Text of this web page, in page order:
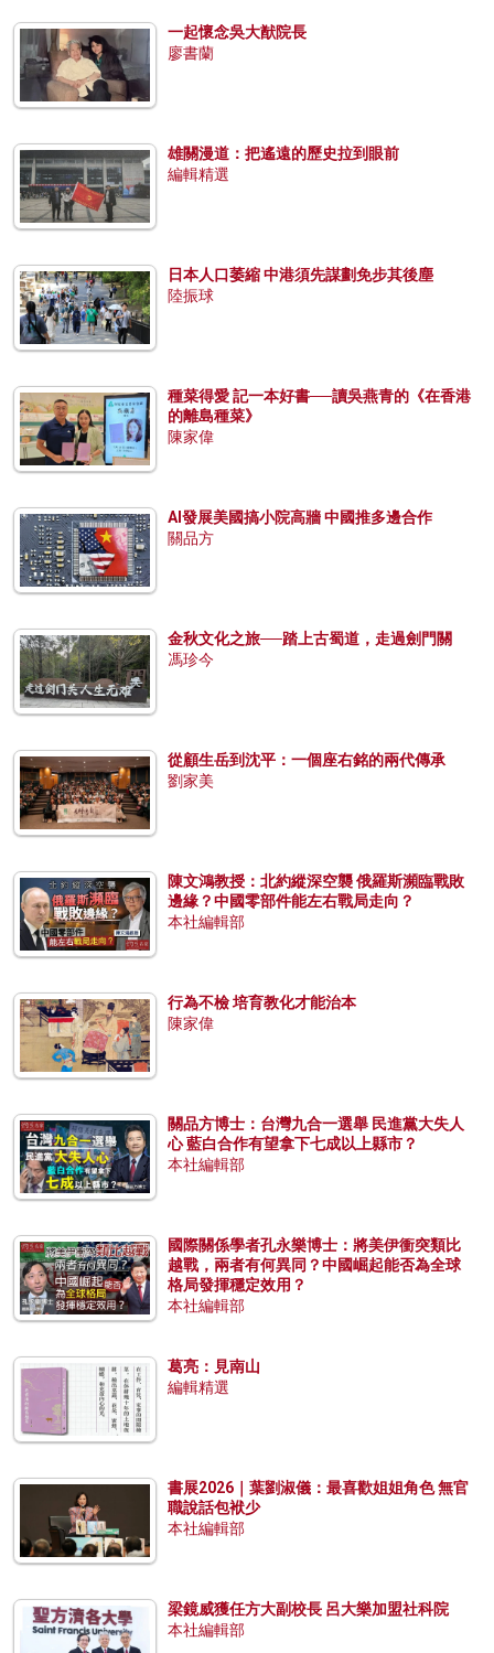
一起懷念吳大猷院長
廖書蘭
雄關漫道：把遙遠的歷史拉到眼前
編輯精選
日本人口萎縮 中港須先謀劃免步其後塵
陸振球
種菜得愛 記一本好書──讀吳燕青的《在香港
的離島種菜》
陳家偉
AI發展美國搞小院高牆 中國推多邊合作
關品方
金秋文化之旅──踏上古蜀道，走過劍門關
馮珍今
從顧生岳到沈平：一個座右銘的兩代傳承
劉家美
陳文鴻教授：北約縱深空襲 俄羅斯瀕臨戰敗
邊緣？中國零部件能左右戰局走向？
本社編輯部
行為不檢 培育教化才能治本
陳家偉
關品方博士：台灣九合一選舉 民進黨大失人
心 藍白合作有望拿下七成以上縣市？
本社編輯部
國際關係學者孔永樂博士：將美伊衝突類比
越戰，兩者有何異同？中國崛起能否為全球
格局發揮穩定效用？
本社編輯部
葛亮：見南山
編輯精選
書展2026｜葉劉淑儀：最喜歡姐姐角色 無官
職說話包袱少
本社編輯部
梁鏡威獲任方大副校長 呂大樂加盟社科院
本社編輯部